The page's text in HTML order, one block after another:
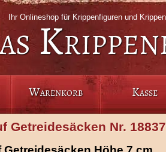
Ihr Onlineshop für Krippenfiguren und
Warenkorb Kasse
Getreidesäcken Nr. 18837